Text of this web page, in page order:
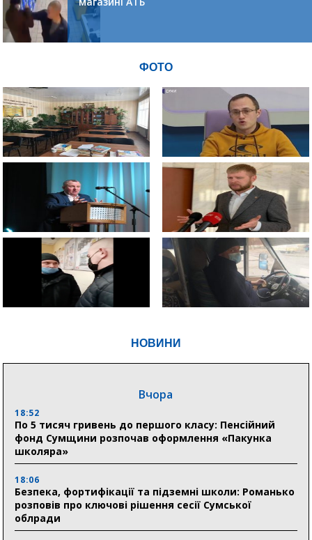
НОВИНИ
Вчора
18:52
По 5 тисяч гривень до першого класу: Пенсійний
фонд Сумщини розпочав оформлення «Пакунка
школяра»
18:06
Безпека, фортифікації та підземні школи: Романько
розповів про ключові рішення сесії Сумської
облради
ФОТО